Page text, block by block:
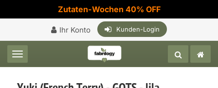
Zutaten-Wochen 40% OFF
Ihr Konto Kunden-Login
Toggle navigation